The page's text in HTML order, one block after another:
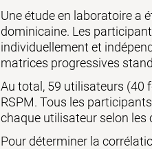
Une étude en laboratoire a
dominicaine. Les
individuellement et
matrices progressives
Au total, 59 utilisateurs (40
RSPM. Tous les
chaque utilisateur selon les
Pour déterminer la